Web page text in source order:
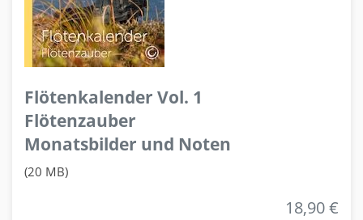
Flötenkalender Vol. 1
Flötenzauber
Monatsbilder und Noten
(20 MB)
18,90 €